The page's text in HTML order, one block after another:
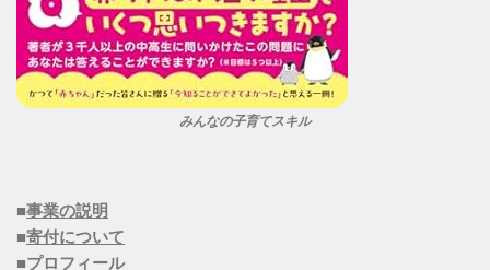
みんなの子育てスキル
■事業の説明
■寄付について
■プロフィール